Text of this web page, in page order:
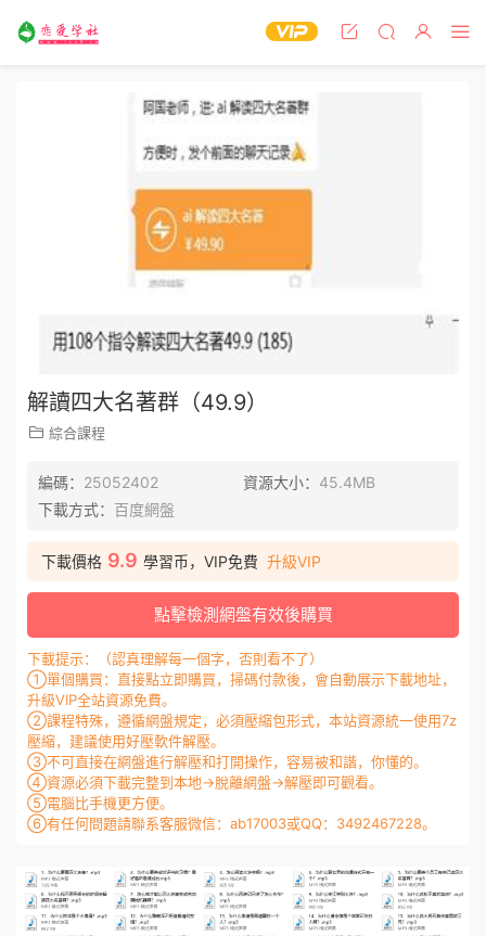
解讀四大名著群（49.9）
綜合課程
編碼： 25052402 資源大小： 45.4MB
下載方式： 百度網盤
下載價格 9.9 學習币，VIP免費 升級VIP
點擊檢測網盤有效後購買
下載提示：（認真理解每一個字，否則看不了）
①單個購買：直接點立即購買，掃碼付款後，會自動展示下載地址，
升級VIP全站資源免費。
②課程特殊，遵循網盤規定，必須壓縮包形式，本站資源統一使用7z
壓縮，建議使用好壓軟件解壓。
③不可直接在網盤進行解壓和打開操作，容易被和諧，你懂的。
④資源必須下載完整到本地→脫離網盤→解壓即可觀看。
⑤電腦比手機更方便。
⑥有任何問題請聯系客服微信：ab17003或QQ：3492467228。